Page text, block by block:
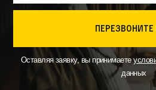
перезвоните
Оставляя заявку, вы принимаете
данных